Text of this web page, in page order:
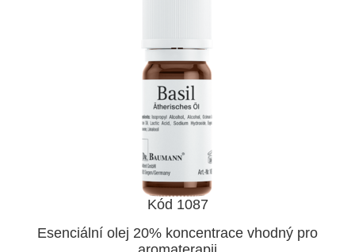
Kód 1087
Esenciální olej 20% koncentrace vhodný pro